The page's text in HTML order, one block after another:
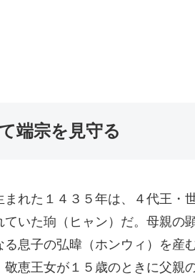
端宗を見守る
まれた１４３５年は、４代王・
ていた珦（ヒャン）だ。母親の
る息子の弘暐（ホンウィ）を産
敬恵王女が１５歳のときに父